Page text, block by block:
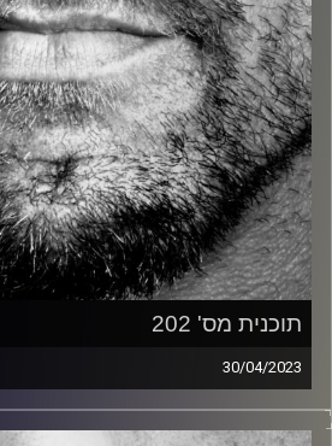
תוכנית מס' 202
30/04/2023
לייב, 2 מגישים, הרבה זיפים.